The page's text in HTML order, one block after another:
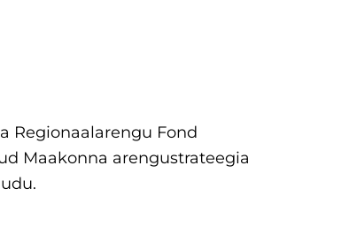
Regionaalarengu Fond
Maakonna arengustrateegia